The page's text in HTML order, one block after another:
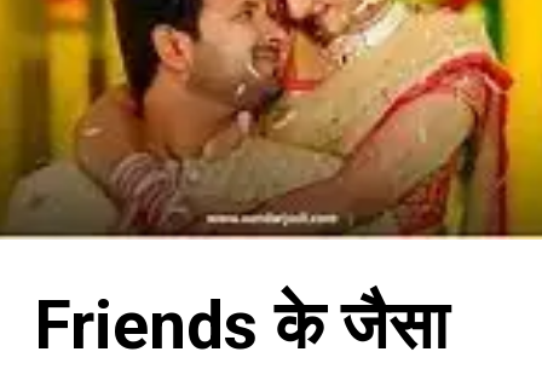
Friends के जैसा